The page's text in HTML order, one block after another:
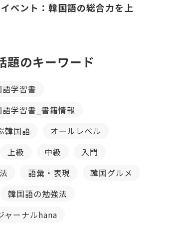
ベント：韓国語の総合力を上
題のキーワード
学習書
学習書_書籍情報
韓国語
オールレベル
上級 中級
入門
語彙・表現
韓国グルメ
韓国語の勉強法
ャーナルhana